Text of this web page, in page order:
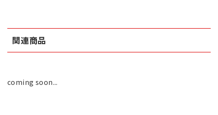
関連商品
coming soon...